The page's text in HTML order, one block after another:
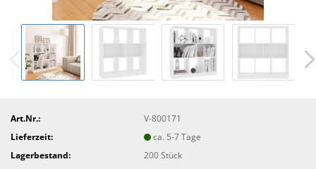
Art.Nr.:
V-800171
Lieferzeit:
ca. 5-7 Tage
Lagerbestand:
200Stück